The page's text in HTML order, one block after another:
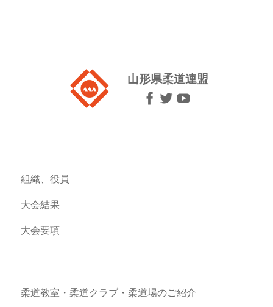
山形県柔道連盟
組織、役員
大会結果
大会要項
柔道教室・柔道クラブ・柔道場のご紹介